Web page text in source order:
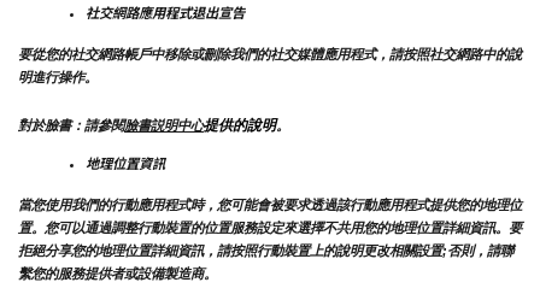
社交網路應用程式退出宣告
要從您的社交網路帳戶中移除或刪除我們的社交媒體應用程式，請按照社交網路中的說
明進行操作。
對於臉書：請參閱臉書説明中心提供的說明。
地理位置資訊
當您使用我們的行動應用程式時，您可能會被要求透過該行動應用程式提供您的地理位
置。您可以通過調整行動裝置的位置服務設定來選擇不共用您的地理位置詳細資訊。要
拒絕分享您的地理位置詳細資訊，請按照行動裝置上的說明更改相關設置;否則，請聯
繫您的服務提供者或設備製造商。